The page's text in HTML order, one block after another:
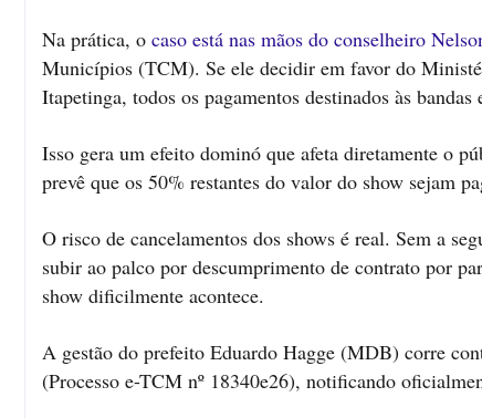
Na prática, o caso está nas mãos do conselheiro
Municípios (TCM). Se ele decidir em favor do
Itapetinga, todos os pagamentos destinados às
Isso gera um efeito dominó que afeta diretamente o
prevê que os 50% restantes do valor do show sejam
O risco de cancelamentos dos shows é real. Sem a
subir ao palco por descumprimento de contrato por
show dificilmente acontece.
A gestão do prefeito Eduardo Hagge (MDB) corre
(Processo e-TCM nº 18340e26), notificando